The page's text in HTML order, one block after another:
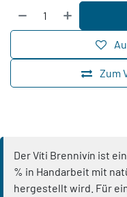
Zum
Der Víti Brennivín ist
% in Handarbeit mit
hergestellt wird. Für